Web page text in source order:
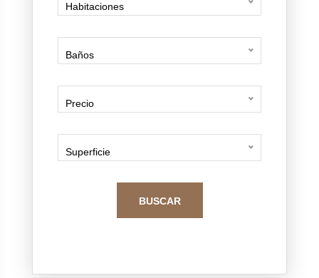
Habitaciones
Baños
Precio
Superficie
BUSCAR